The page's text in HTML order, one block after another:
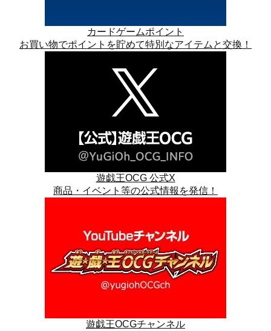
カードゲームポイント
お買い物でポイントを貯めて特別なアイテムと交換！
遊戯王OCG 公式X
商品・イベント等の公式情報を発信！
遊戯王OCGチャンネル